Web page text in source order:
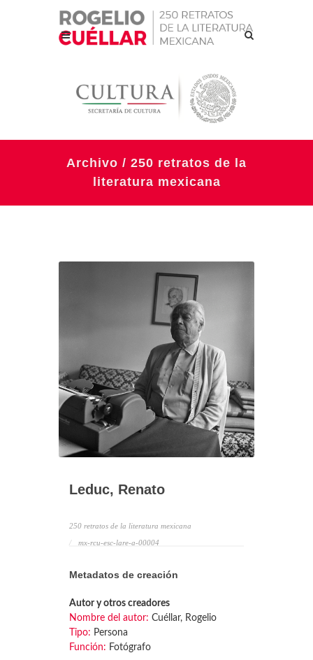
Archivo / 250 retratos de la
literatura mexicana
Leduc, Renato
250 retratos de la literatura mexicana
mx-rcu-esc-lare-a-00004
Metadatos de creación
Autor y otros creadores
Nombre del autor: Cuéllar, Rogelio
Tipo: Persona
Función: Fotógrafo